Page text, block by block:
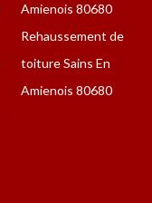
Amienois 80680
Rehaussement de
toiture Sains En
Amienois 80680